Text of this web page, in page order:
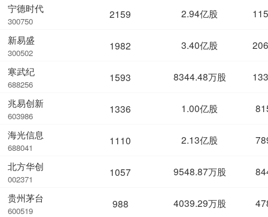
宁德时代
300750
新易盛
300502
寒武纪
688256
兆易创新
603986
海光信息
688041
北方华创
002371
贵州茅台
600519
2159 2.94亿股
1982 3.40亿股
1593 8344.48万股
1336 1.00亿股
1110 2.13亿股
1057 9548.87万股
988 4039.29万股